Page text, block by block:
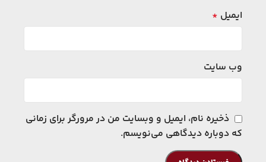
ایمیل *
وب‌ سایت
ذخیره نام، ایمیل و وبسایت من در مرورگر برای زمانی
که دوباره دیدگاهی می‌نویسم.